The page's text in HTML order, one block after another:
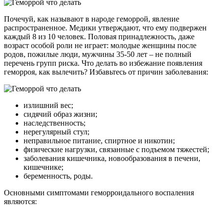
Почечуй, как называют в народе геморрой, явление
распространенное. Медики утверждают, что ему подвержен
каждый 8 из 10 человек. Половая принадлежность, даже
возраст особой роли не играет: молодые женщины после
родов, пожилые люди, мужчины 35-50 лет – не полный
перечень групп риска. Что делать во избежание появления
геморроя, как вылечить? Избавьтесь от причин заболевания:
излишний вес;
сидячий образ жизни;
наследственность;
нерегулярный стул;
неправильное питание, спиртное и никотин;
физические нагрузки, связанные с подъемом тяжестей;
заболевания кишечника, новообразования в печени,
кишечнике;
беременность, роды.
Основными симптомами геморроидального воспаления
являются: